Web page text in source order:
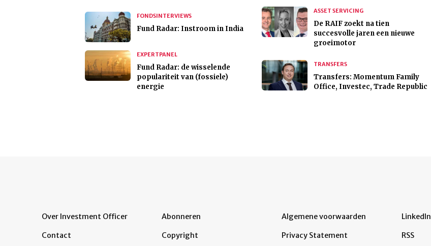
FONDSINTERVIEWS
Fund Radar: Instroom in India
EXPERTPANEL
Fund Radar: de wisselende
populariteit van (fossiele)
energie
ASSET SERVICING
De RAIF zoekt na tien
succesvolle jaren een nieuwe
groeimotor
TRANSFERS
Transfers: Momentum Family
Office, Investec, Trade Republic
Over Investment Officer
Contact
Abonneren
Copyright
Algemene voorwaarden
Privacy Statement
LinkedIn
RSS